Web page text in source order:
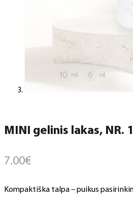
MINI gelinis lakas, NR.
7.00€
Kompaktiška talpa – puikus